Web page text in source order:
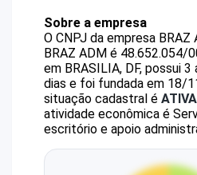
Sobre a empresa
O CNPJ da empresa BRAZ
BRAZ ADM é 48.652.054/
em BRASILIA, DF, possui
dias e foi fundada em 18/
situação cadastral é ATIVA
atividade econômica é
escritório e apoio